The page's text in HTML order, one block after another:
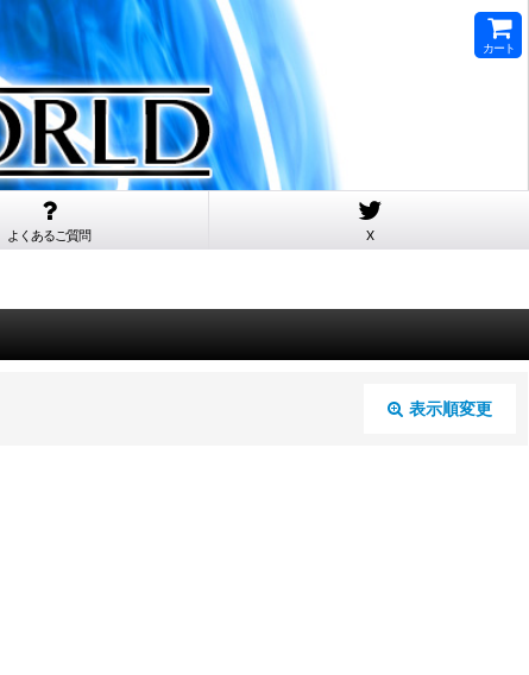
カート
よくあるご質問 X
表示順変更